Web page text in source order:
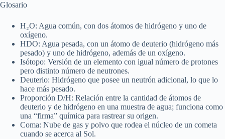
Glosario
H₂O: Agua común, con dos átomos de hidrógeno y uno de
oxígeno.
HDO: Agua pesada, con un átomo de deuterio (hidrógeno más
pesado) y uno de hidrógeno, además de un oxígeno.
Isótopo: Versión de un elemento con igual número de protones
pero distinto número de neutrones.
Deuterio: Hidrógeno que posee un neutrón adicional, lo que lo
hace más pesado.
Proporción D/H: Relación entre la cantidad de átomos de
deuterio y de hidrógeno en una muestra de agua; funciona como
una “firma” química para rastrear su origen.
Coma: Nube de gas y polvo que rodea el núcleo de un cometa
cuando se acerca al Sol.